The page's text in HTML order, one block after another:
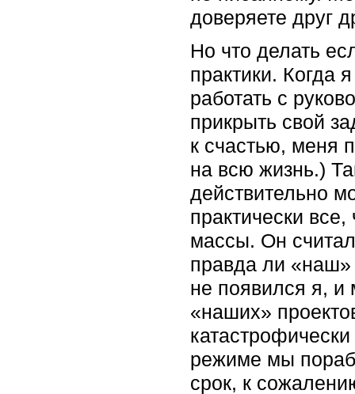
доверяете друг
Но что делать
практики. Когда
работать с
прикрыть свой
к счастью, меня
на всю жизнь.)
действительно
практически
массы. Он
правда ли «наш»
не появился я, и
«наших»
режиме мы
срок, к